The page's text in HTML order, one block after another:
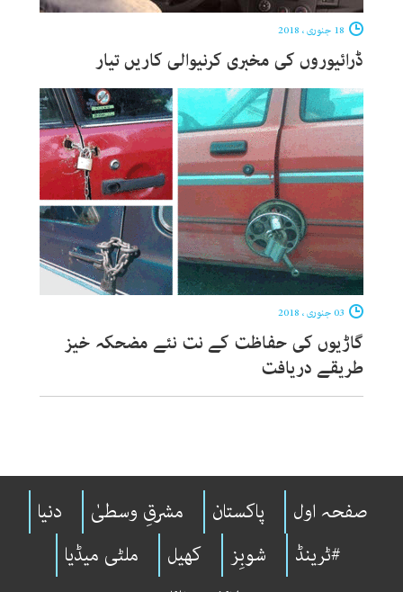
ڈرائیوروں کی مخبری کرنیوالی کاریں تیار
گاڑیوں کی حفاظت کے نت نئے مضحکہ خیز
طریقے دریافت
صفحہ اول پاکستان مشرقِ وسطیٰ
دنیا
#ٹرینڈ
شوبِز کھیل
ملٹی میڈیا